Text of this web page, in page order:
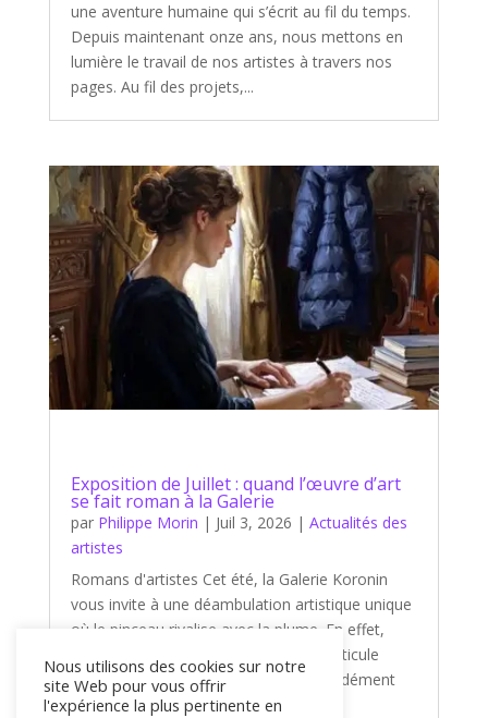
une aventure humaine qui s’écrit au fil du temps.
Depuis maintenant onze ans, nous mettons en
lumière le travail de nos artistes à travers nos
pages. Au fil des projets,...
Exposition de Juillet : quand l’œuvre d’art
se fait roman à la Galerie
par Philippe Morin | Juil 3, 2026 | Actualités des
artistes
Romans d'artistes Cet été, la Galerie Koronin
vous invite à une déambulation artistique unique
où le pinceau rivalise avec la plume. En effet,
notre nouvelle exposition de juillet s'articule
autour d'un thème captivant et profondément
littéraire : « Romans d'artistes...
Nous utilisons des cookies sur notre
site Web pour vous offrir
l'expérience la plus pertinente en